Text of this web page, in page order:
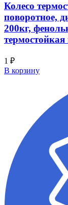
Колесо
поворотное,
200кг,
термостойкая
1 ₽
В корзину